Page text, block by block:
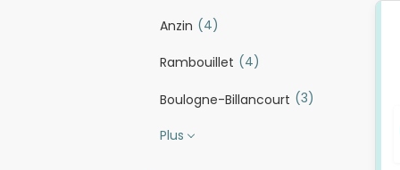
Anzin (4)
Rambouillet (4)
Boulogne-Billancourt (3)
Plus